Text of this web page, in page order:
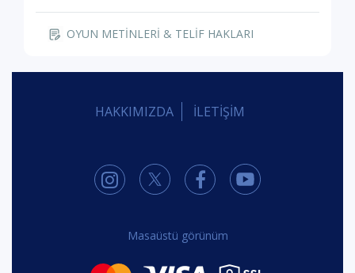
OYUN METİNLERİ & TELİF HAKLARI
HAKKIMIZDA İLETİŞİM
Masaüstü görünüm